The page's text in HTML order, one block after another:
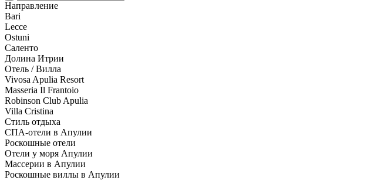
Направление
Bari
Lecce
Ostuni
Саленто
Долина Итрии
Отель / Вилла
Vivosa Apulia Resort
Masseria Il Frantoio
Robinson Club Apulia
Villa Cristina
Стиль отдыха
СПА-отели в Апулии
Роскошные отели
Отели у моря Апулии
Массерии в Апулии
Роскошные виллы в Апулии